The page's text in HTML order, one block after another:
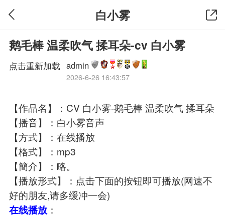
白小雾
鹅毛棒 温柔吹气 揉耳朵-cv 白小雾
点击重新加载 admin
2026-6-26 16:43:57
【作品名】：CV 白小雾-鹅毛棒 温柔吹气 揉耳朵
【播音】：白小雾音声
【方式】：在线播放
【格式】：mp3
【簡介】：略。
【播放形式】：点击下面的按钮即可播放(网速不
好的朋友,请多缓冲一会)
在线播放：